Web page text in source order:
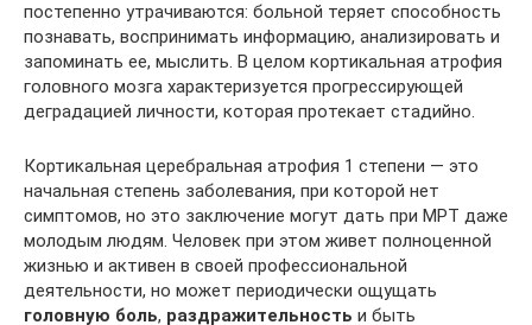
постепенно утрачиваются: больной теряет способность
познавать, воспринимать информацию, анализировать и
запоминать ее, мыслить. В целом кортикальная атрофия
головного мозга характеризуется прогрессирующей
деградацией личности, которая протекает стадийно.
Кортикальная церебральная атрофия 1 степени — это
начальная степень заболевания, при которой нет
симптомов, но это заключение могут дать при МРТ даже
молодым людям. Человек при этом живет полноценной
жизнью и активен в своей профессиональной
деятельности, но может периодически ощущать
головную боль, раздражительность и быть